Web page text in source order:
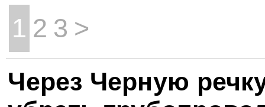
1 2 3 >
Через Черную